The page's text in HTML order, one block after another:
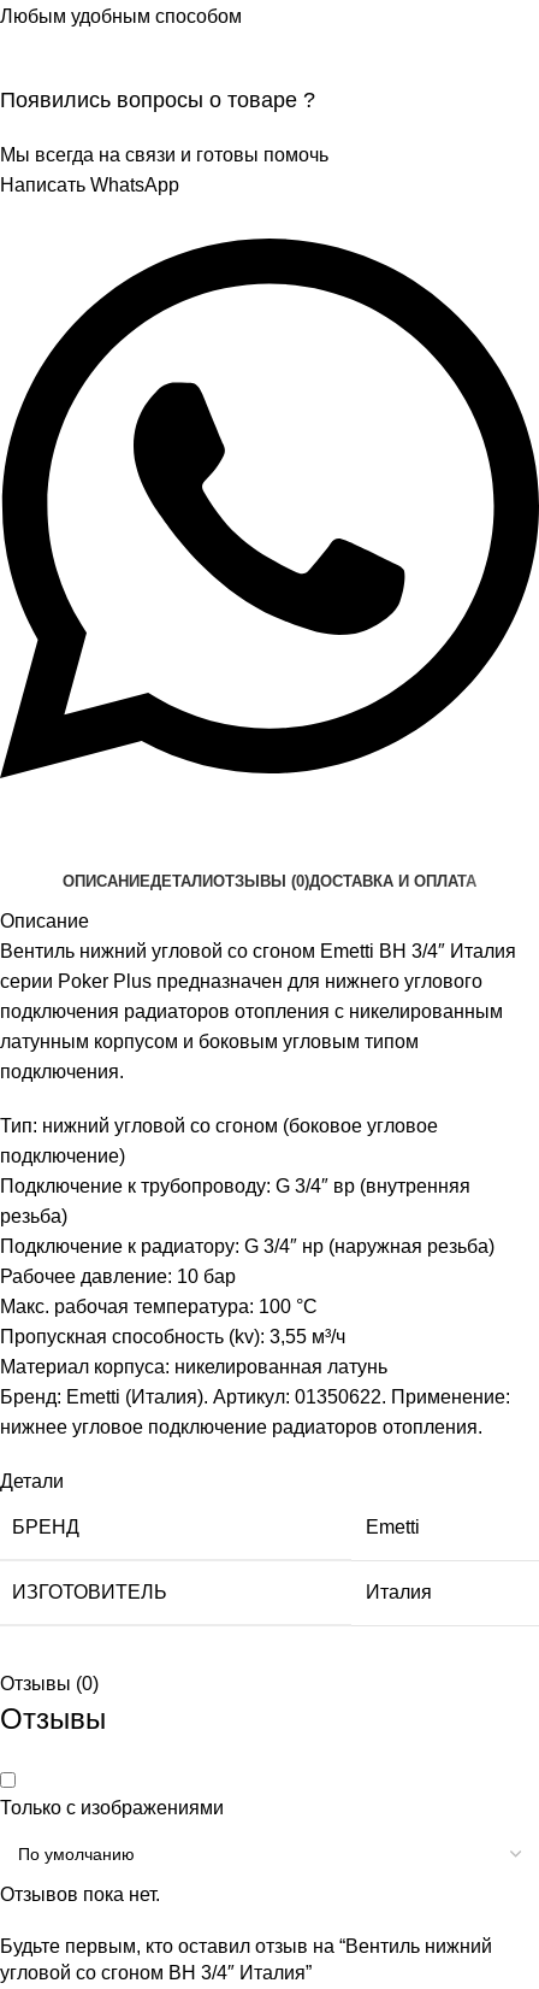
Любым удобным способом
Появились вопросы о товаре ?
Мы всегда на связи и готовы помочь
Написать WhatsApp
ОПИСАНИЕДЕТАЛИОТЗЫВЫ (0)ДОСТАВКА И ОПЛАТА
Описание
Вентиль нижний угловой со сгоном Emetti ВН 3/4″ Италия
серии Poker Plus предназначен для нижнего углового
подключения радиаторов отопления с никелированным
латунным корпусом и боковым угловым типом
подключения.
Тип: нижний угловой со сгоном (боковое угловое
подключение)
Подключение к трубопроводу: G 3/4″ вр (внутренняя
резьба)
Подключение к радиатору: G 3/4″ нр (наружная резьба)
Рабочее давление: 10 бар
Макс. рабочая температура: 100 °C
Пропускная способность (kv): 3,55 м³/ч
Материал корпуса: никелированная латунь
Бренд: Emetti (Италия). Артикул: 01350622. Применение:
нижнее угловое подключение радиаторов отопления.
Детали
БРЕНД Emetti
ИЗГОТОВИТЕЛЬ Италия
Отзывы (0)
Отзывы
Только с изображениями
Отзывов пока нет.
Будьте первым, кто оставил отзыв на “Вентиль нижний
угловой со сгоном ВН 3/4″ Италия”